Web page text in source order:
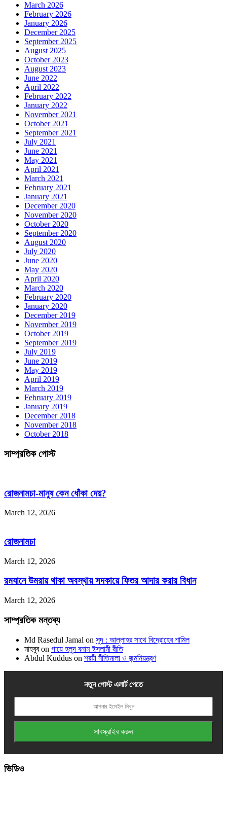
March 2026
February 2026
January 2026
December 2025
September 2025
August 2025
October 2023
August 2023
June 2022
April 2022
February 2022
January 2022
November 2021
October 2021
September 2021
July 2021
June 2021
May 2021
April 2021
March 2021
February 2021
January 2021
December 2020
November 2020
October 2020
September 2020
August 2020
July 2020
June 2020
May 2020
April 2020
March 2020
February 2020
January 2020
December 2019
November 2019
October 2019
September 2019
July 2019
June 2019
May 2019
April 2019
March 2019
February 2019
January 2019
December 2018
November 2018
October 2018
সাম্প্রতিক পোস্ট
রোজনামচা-মানুষ কেন ধোঁকা দেয়?
March 12, 2026
রোজনামচা
March 12, 2026
রমযানে উমরায় থাকা অবস্থায় সদকায়ে ফিতর আদার করার বিধান
March 12, 2026
সাম্প্রতিক মন্তব্য
Md Rasedul Jamal on সুদ : আল্লাহর সাথে বিদ্রোহের শামিল
মাহবুবon গায়ে হলুদ বনাম ইসলামী রীতি
Abdul Kuddus on শরয়ী নীতিমালা ও জন্মনিয়ন্ত্রণ
নতুন পোস্ট এলার্ট পেতে
ভিডিও